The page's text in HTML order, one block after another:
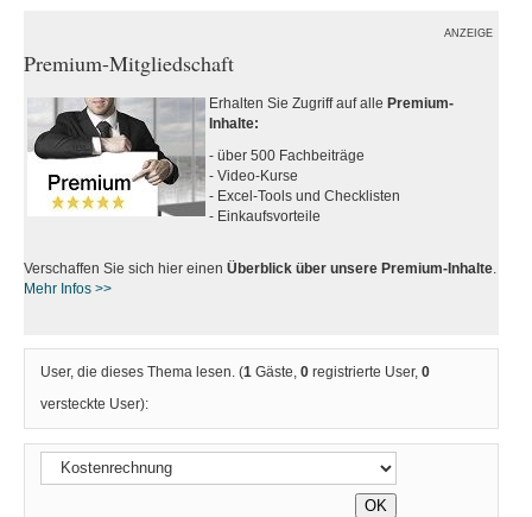
ANZEIGE
Premium-Mitgliedschaft
Erhalten Sie Zugriff auf alle Premium-
Inhalte:
- über 500 Fachbeiträge
- Video-Kurse
- Excel-Tools und Checklisten
- Einkaufsvorteile
Verschaffen Sie sich hier einen Überblick über unsere Premium-Inhalte
Mehr Infos >>
User, die dieses Thema lesen. (1 Gäste,0 registrierte User,0
versteckte User):